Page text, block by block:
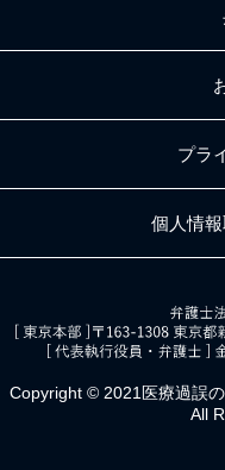
プラ
個人情
Copyright © 2021医療過誤
All